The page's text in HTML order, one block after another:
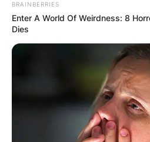
Поставен и
тврдината
Селото наречено Град се
Делчево, на неколку
Делчево – Берово и истото
BRAINBERRIES
Enter A World Of Weirdness: 8
Dies